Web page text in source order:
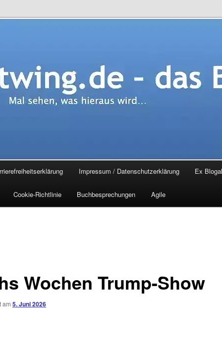
Impressum / Datenschutzerklärung Ex
Cookie-Richtlinie Buchbesprechungen Agile
Wochen Trump-Show
am 5. Juni 2026